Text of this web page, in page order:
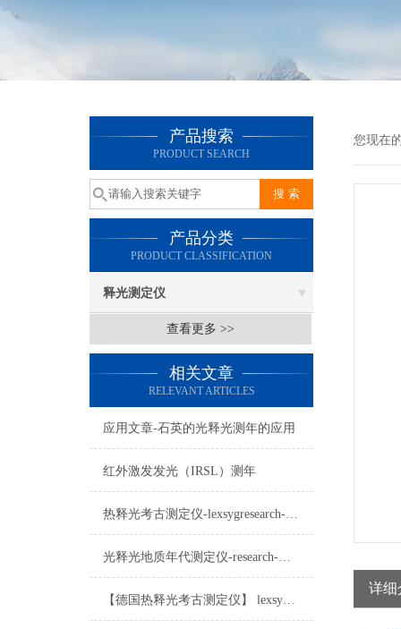
产品搜索
PRODUCT SEARCH
产品分类
PRODUCT CLASSIFICATION
释光测定仪
查看更多 >>
相关文章
RELEVANT ARTICLES
应用文章-石英的光释光测年的应用
红外激发发光（IRSL）测年
热释光考古测定仪-lexsygresearch-在考古中的应用
光释光地质年代测定仪-research-光释光地质年代测定系统
【德国热释光考古测定仪】 lexsygresearch的应用实例
您现在的
详细